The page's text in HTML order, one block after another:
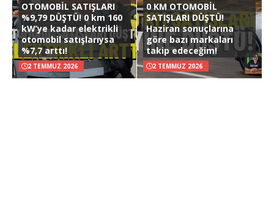
OTOMOBİL SATIŞLARI
%9,79 DÜŞTÜ! 0 km 160
kW’ye kadar elektrikli
otomobil satışlarıysa
%7,7 arttı!
2 TEMMUZ 2026
0 KM OTOMOBİL
SATIŞLARI DÜŞTÜ!
Haziran sonuçlarına
göre bazı markaları
takip edeceğim!
2 TEMMUZ 2026